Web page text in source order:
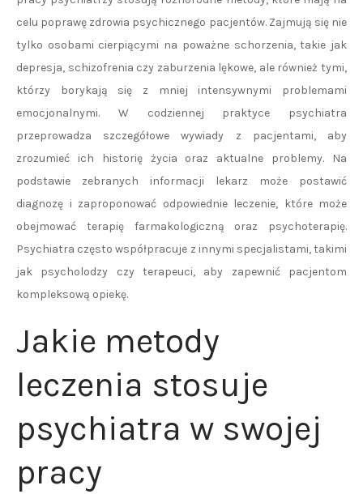
celu poprawę zdrowia psychicznego pacjentów. Zajmują się nie
tylko osobami cierpiącymi na poważne schorzenia, takie jak
depresja, schizofrenia czy zaburzenia lękowe, ale również tymi,
którzy borykają się z mniej intensywnymi problemami
emocjonalnymi. W codziennej praktyce psychiatra
przeprowadza szczegółowe wywiady z pacjentami, aby
zrozumieć ich historię życia oraz aktualne problemy. Na
podstawie zebranych informacji lekarz może postawić
diagnozę i zaproponować odpowiednie leczenie, które może
obejmować terapię farmakologiczną oraz psychoterapię.
Psychiatra często współpracuje z innymi specjalistami, takimi
jak psycholodzy czy terapeuci, aby zapewnić pacjentom
kompleksową opiekę.
Jakie metody
leczenia stosuje
psychiatra w swojej
pracy